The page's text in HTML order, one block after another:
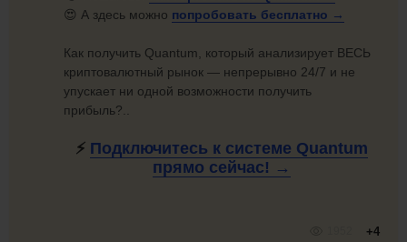
😍 А здесь можно попробовать бесплатно →
Как получить Quantum, который анализирует ВЕСЬ
криптовалютный рынок — непрерывно 24/7 и не
упускает ни одной возможности получить
прибыль?..
⚡ Подключитесь к системе Quantum
прямо сейчас! →
+4